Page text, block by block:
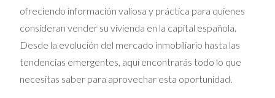
ofreciendo información valiosa y práctica para quienes
consideran vender su vivienda en la capital española.
Desde la evolución del mercado inmobiliario hasta las
tendencias emergentes, aquí encontrarás todo lo que
necesitas saber para aprovechar esta oportunidad.